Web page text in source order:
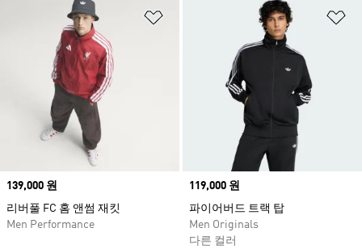
위시리스트 담기
Price
139,000 원
리버풀 FC 홈 앤썸 재킷
Men Performance
Price
119,000 원
파이어버드 트랙 탑
Men Originals
다른 컬러